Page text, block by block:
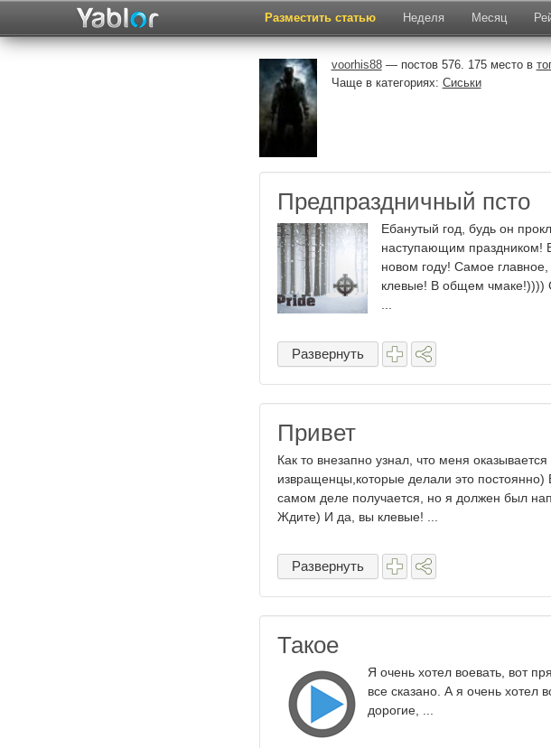
Разместить статью Неделя Месяц
voorhis88— постов 576. 175 место в
Чаще в категориях: Сиськи
Предпраздничный псто
Ебанутый год, будь он
наступающим праздником!
новом году! Самое
клевые! В общем чмаке!))))
Развернуть
Привет
Как то внезапно узнал, что меня
извращенцы,которые делали это
самом деле получается, но я должен был
Ждите) И да, вы клевые! ...
Развернуть
Такое
Я очень хотел воевать, вот
все сказано. А я очень хотел
дорогие, ...